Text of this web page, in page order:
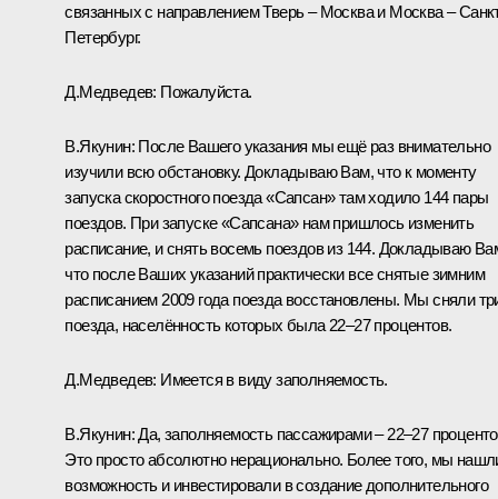
связанных с направлением Тверь – Москва и Москва –
Петербург.
Д.Медведев: Пожалуйста.
В.Якунин: После Вашего указания мы ещё раз внимательно
изучили всю обстановку. Докладываю Вам, что к моменту
запуска скоростного поезда «Сапсан» там ходило 144 пары
поездов. При запуске «Сапсана» нам пришлось изменить
расписание, и снять восемь поездов из 144. Докладываю
что после Ваших указаний практически все снятые зимним
расписанием 2009 года поезда восстановлены. Мы сняли
поезда, населённость которых была 22–27 процентов.
Д.Медведев: Имеется в виду заполняемость.
В.Якунин:Да, заполняемость пассажирами – 22–27
Это просто абсолютно нерационально. Более того, мы
возможность и инвестировали в создание дополнительного